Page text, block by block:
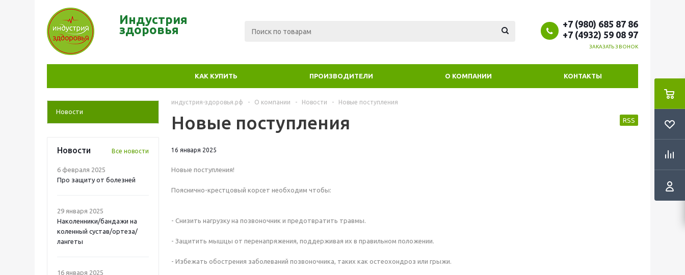
Индустрия
здоровья
+7 (980) 685 87 86
+7 (4932) 59 08 97
ЗАКАЗАТЬ ЗВОНОК
КАК КУПИТЬ ПРОИЗВОДИТЕЛИ О КОМПАНИИ КОНТАКТЫ
Новости
Новости Все новости
6 февраля 2025
Про защиту от болезней
29 января 2025
Наколенники/бандажи на
коленный сустав/ортеза/
лангеты
16 января 2025
индустрия-здоровья.рф - О компании - Новости - Новые поступления
Новые поступления RSS
16 января 2025
Новые поступления!
Пояснично-крестцовый корсет необходим чтобы:
- Снизить нагрузку на позвоночник и предотвратить травмы.
- Защитить мышцы от перенапряжения, поддерживая их в правильном положении.
- Избежать обострения заболеваний позвоночника, таких как остеохондроз или грыжи.